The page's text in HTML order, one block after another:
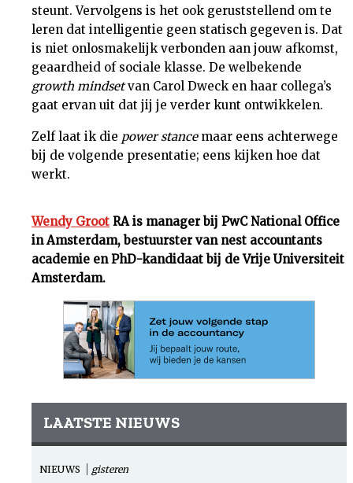
steunt. Vervolgens is het ook geruststellend om te
leren dat intelligentie geen statisch gegeven is. Dat
is niet onlosmakelijk verbonden aan jouw afkomst,
geaardheid of sociale klasse. De welbekende
growth mindsetvan Carol Dweck en haar collega’s
gaat ervan uit dat jij je verder kunt ontwikkelen.
Zelf laat ik die power stancemaar eens achterwege
bij de volgende presentatie; eens kijken hoe dat
werkt.
Wendy Groot RA is manager bij PwC National Office
in Amsterdam, bestuurster van nest accountants
academie en PhD-kandidaat bij de Vrije Universiteit
Amsterdam.
LAATSTE NIEUWS
NIEUWS gisteren